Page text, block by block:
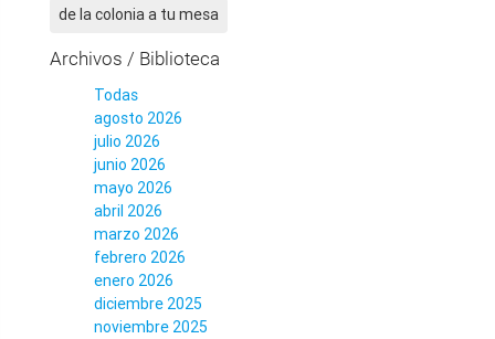
de la colonia a tu mesa
Archivos / Biblioteca
Todas
agosto 2026
julio 2026
junio 2026
mayo 2026
abril 2026
marzo 2026
febrero 2026
enero 2026
diciembre 2025
noviembre 2025